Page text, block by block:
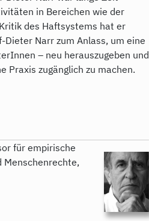
in Bereichen wie der
des Haftsystems hat er
Narr zum Anlass, um eine
– neu herauszugeben und
zugänglich zu machen.
für empirische
Menschenrechte,